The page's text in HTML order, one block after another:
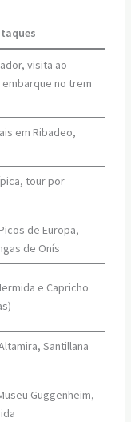
visita ao
no trem
em Ribadeo,
tour por
de Europa,
de Onís
e Capricho
Santillana
Guggenheim,